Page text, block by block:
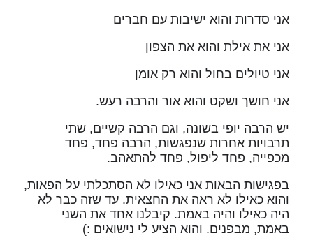
אני סדרות והוא ישיבות עם חברים
אני את אילת והוא את הצפון
אני טיולים בחול והוא רק אומן
אני חושך ושקט והוא אור והרבה רעש.
יש הרבה יופי בשונה, וגם הרבה קשיים, שתי
תרבויות אחרות שנפגשות, הרבה פחד, פחד
מכפייה, פחד ליפול, פחד להתאהב.
בפגישות הבאות אני כאילו לא הסתכלתי על הפאות,
והוא כאילו לא ראה את החצאית. עד שזה כבר לא
היה כאילו והיה באמת. קיבלנו אחד את השני
באמת, מבפנים. והוא הציע לי נישואים :)